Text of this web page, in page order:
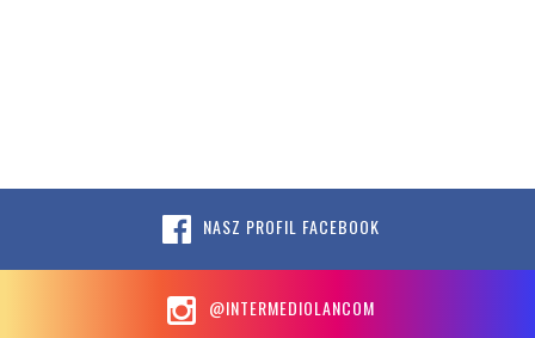
NASZ PROFIL FACEBOOK
@INTERMEDIOLANCOM